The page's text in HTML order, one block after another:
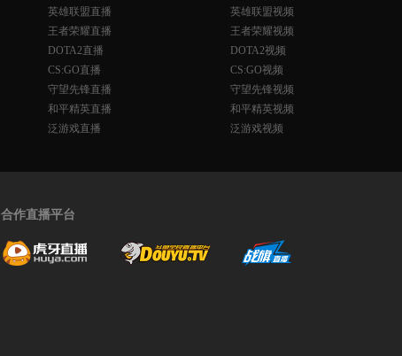
英雄联盟直播
王者荣耀直播
DOTA2直播
CS:GO直播
守望先锋直播
和平精英直播
泛游戏直播
英雄联盟视频
王者荣耀视频
DOTA2视频
CS:GO视频
守望先锋视频
和平精英视频
泛游戏视频
合作直播平台